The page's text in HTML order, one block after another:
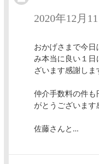
2020年12月
おかげさまで今日
み本当に良い１日
ざいます感謝しま
仲介手数料の件も
がとうございます
佐藤さんと...